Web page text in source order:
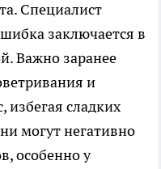
Специалист
заключается в
Важно заранее
и
избегая сладких
могут негативно
особенно у